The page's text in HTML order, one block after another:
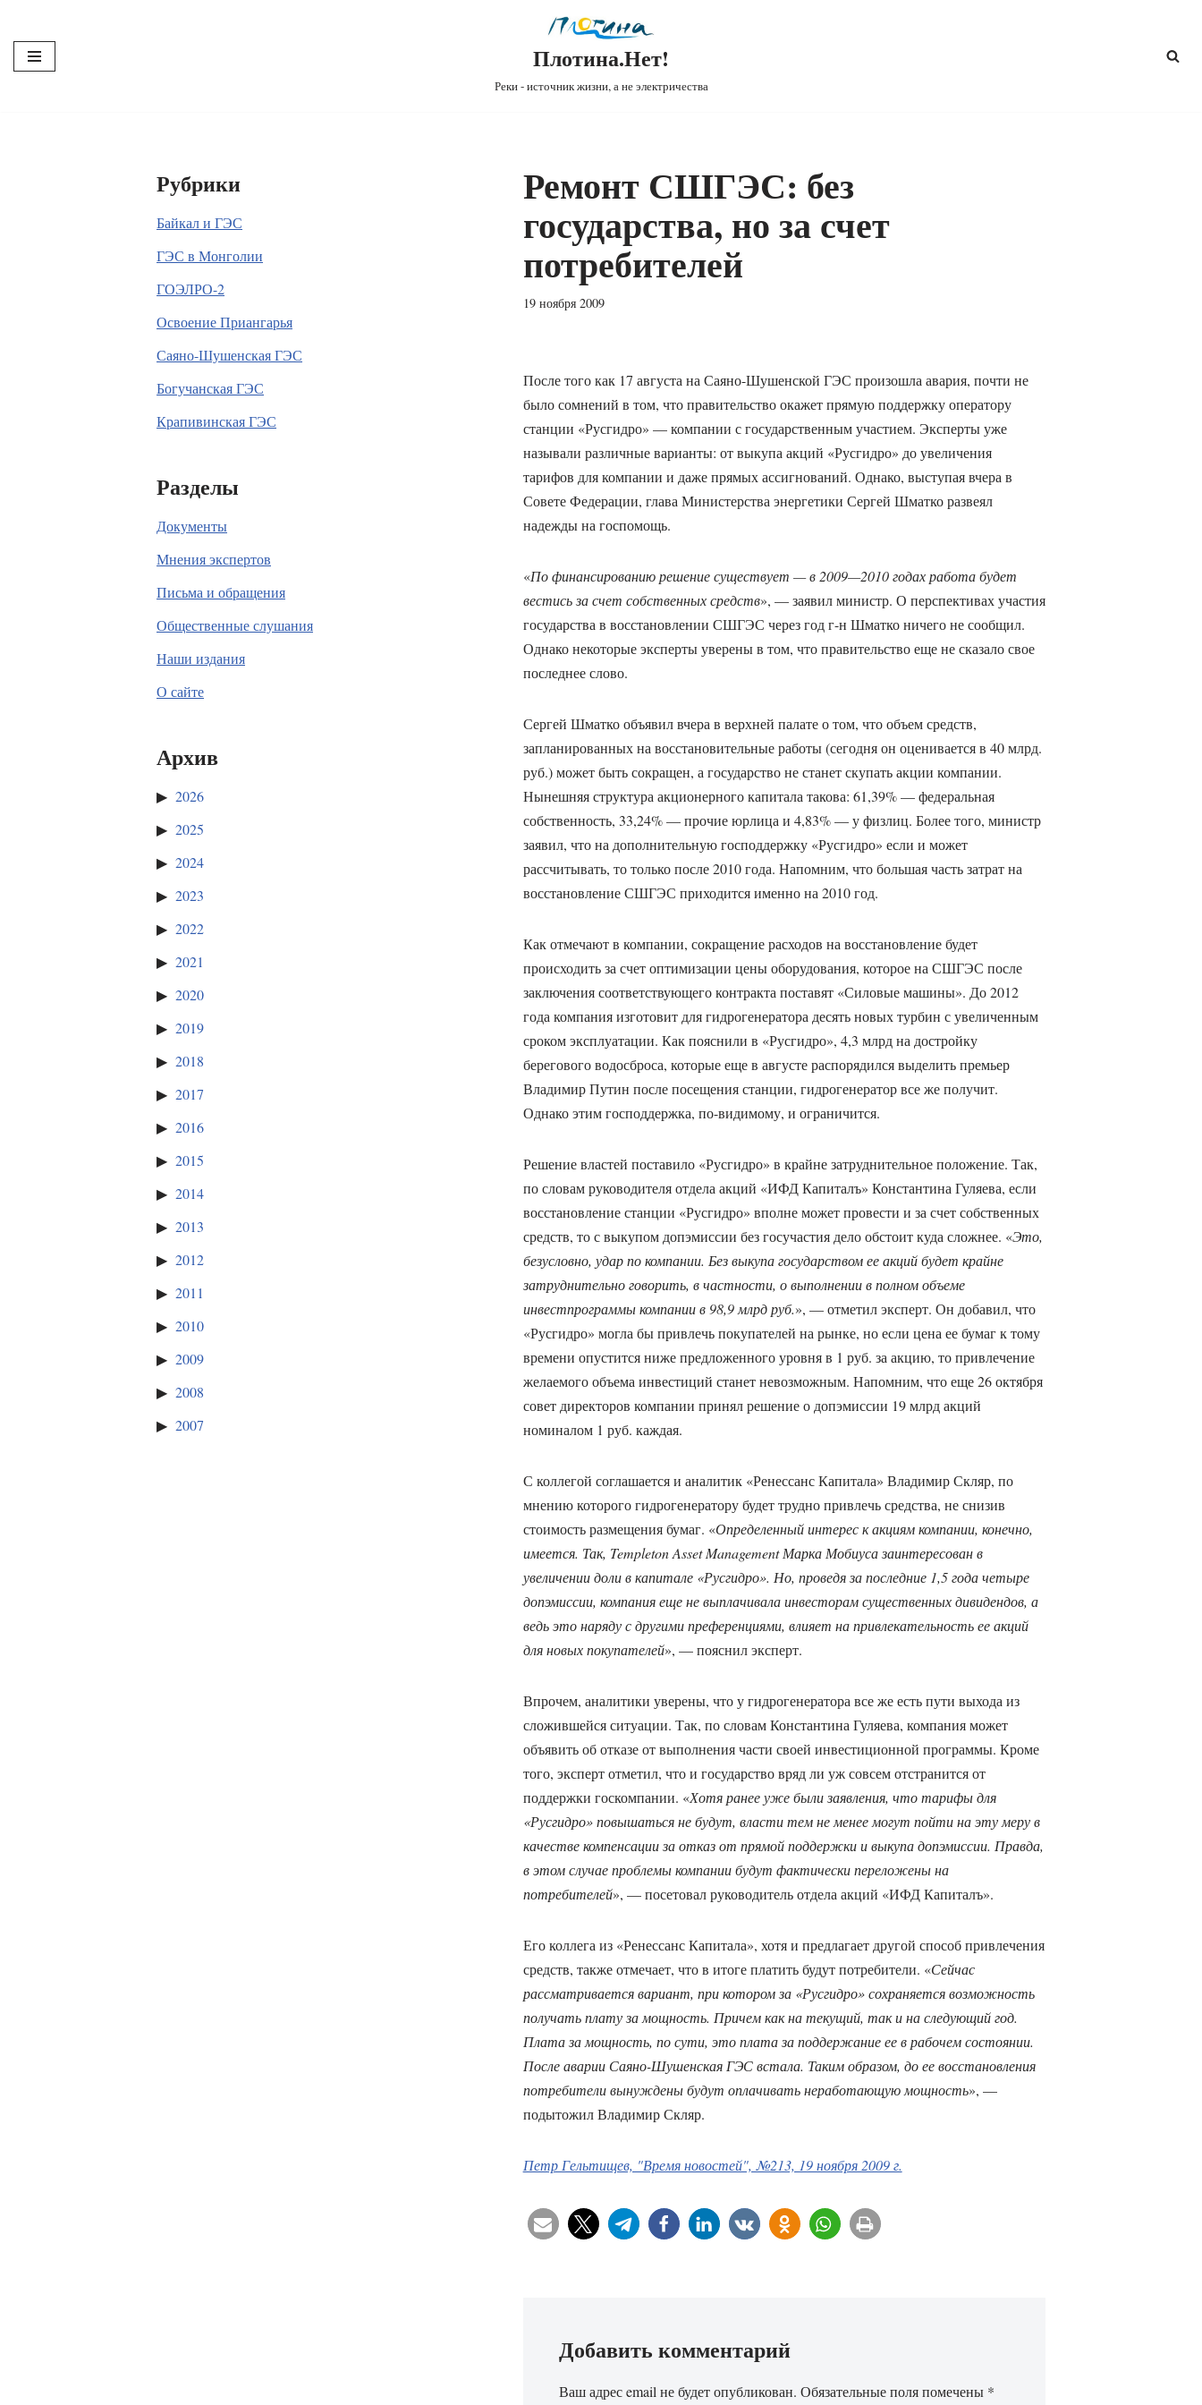
Перейти
к
Плотина.Нет!
Реки - источник жизни, а не электричества
Рубрики
Байкал и ГЭС
ГЭС в Монголии
ГОЭЛРО-2
Освоение Приангарья
Саяно-Шушенская ГЭС
Богучанская ГЭС
Крапивинская ГЭС
Разделы
Документы
Мнения экспертов
Письма и обращения
Общественные слушания
Наши издания
О сайте
Архив
2026
2025
2024
2023
2022
2021
2020
2019
2018
2017
2016
2015
2014
2013
2012
2011
2010
2009
2008
2007
Ремонт СШГЭС: без
государства, но за счет
потребителей
19 ноября 2009
После того как 17 августа на Саяно-Шушенской ГЭС произошла авария, почти не
было сомнений в том, что правительство окажет прямую поддержку оператору
станции «Русгидро» — компании с государственным участием. Эксперты уже
называли различные варианты: от выкупа акций «Русгидро» до увеличения
тарифов для компании и даже прямых ассигнований. Однако, выступая вчера в
Совете Федерации, глава Министерства энергетики Сергей Шматко развеял
надежды на госпомощь.
«По финансированию решение существует — в 2009—2010 годах работа будет
вестись за счет собственных средств», — заявил министр. О перспективах участия
государства в восстановлении СШГЭС через год г-н Шматко ничего не сообщил.
Однако некоторые эксперты уверены в том, что правительство еще не сказало свое
последнее слово.
Сергей Шматко объявил вчера в верхней палате о том, что объем средств,
запланированных на восстановительные работы (сегодня он оценивается в 40 млрд.
руб.) может быть сокращен, а государство не станет скупать акции компании.
Нынешняя структура акционерного капитала такова: 61,39% — федеральная
собственность, 33,24% — прочие юрлица и 4,83% — у физлиц. Более того, министр
заявил, что на дополнительную господдержку «Русгидро» если и может
рассчитывать, то только после 2010 года. Напомним, что большая часть затрат на
восстановление СШГЭС приходится именно на 2010 год.
Как отмечают в компании, сокращение расходов на восстановление будет
происходить за счет оптимизации цены оборудования, которое на СШГЭС после
заключения соответствующего контракта поставят «Силовые машины». До 2012
года компания изготовит для гидрогенератора десять новых турбин с увеличенным
сроком эксплуатации. Как пояснили в «Русгидро», 4,3 млрд на достройку
берегового водосброса, которые еще в августе распорядился выделить премьер
Владимир Путин после посещения станции, гидрогенератор все же получит.
Однако этим господдержка, по-видимому, и ограничится.
Решение властей поставило «Русгидро» в крайне затруднительное положение. Так,
по словам руководителя отдела акций «ИФД Капиталъ» Константина Гуляева, если
восстановление станции «Русгидро» вполне может провести и за счет собственных
средств, то с выкупом допэмиссии без госучастия дело обстоит куда сложнее. «Это,
безусловно, удар по компании. Без выкупа государством ее акций будет крайне
затруднительно говорить, в частности, о выполнении в полном объеме
инвестпрограммы компании в 98,9 млрд руб.», — отметил эксперт. Он добавил, что
«Русгидро» могла бы привлечь покупателей на рынке, но если цена ее бумаг к тому
времени опустится ниже предложенного уровня в 1 руб. за акцию, то привлечение
желаемого объема инвестиций станет невозможным. Напомним, что еще 26 октября
совет директоров компании принял решение о допэмиссии 19 млрд акций
номиналом 1 руб. каждая.
С коллегой соглашается и аналитик «Ренессанс Капитала» Владимир Скляр, по
мнению которого гидрогенератору будет трудно привлечь средства, не снизив
стоимость размещения бумаг. «Определенный интерес к акциям компании, конечно,
имеется. Так, Templeton Asset Management Марка Мобиуса заинтересован в
увеличении доли в капитале «Русгидро». Но, проведя за последние 1,5 года четыре
допэмиссии, компания еще не выплачивала инвесторам существенных дивидендов, а
ведь это наряду с другими преференциями, влияет на привлекательность ее акций
для новых покупателей», — пояснил эксперт.
Впрочем, аналитики уверены, что у гидрогенератора все же есть пути выхода из
сложившейся ситуации. Так, по словам Константина Гуляева, компания может
объявить об отказе от выполнения части своей инвестиционной программы. Кроме
того, эксперт отметил, что и государство вряд ли уж совсем отстранится от
поддержки госкомпании. «Хотя ранее уже были заявления, что тарифы для
«Русгидро» повышаться не будут, власти тем не менее могут пойти на эту меру в
качестве компенсации за отказ от прямой поддержки и выкупа допэмиссии. Правда,
в этом случае проблемы компании будут фактически переложены на
потребителей», — посетовал руководитель отдела акций «ИФД Капиталъ».
Его коллега из «Ренессанс Капитала», хотя и предлагает другой способ привлечения
средств, также отмечает, что в итоге платить будут потребители. «Сейчас
рассматривается вариант, при котором за «Русгидро» сохраняется возможность
получать плату за мощность. Причем как на текущий, так и на следующий год.
Плата за мощность, по сути, это плата за поддержание ее в рабочем состоянии.
После аварии Саяно-Шушенская ГЭС встала. Таким образом, до ее восстановления
потребители вынуждены будут оплачивать неработающую мощность», —
подытожил Владимир Скляр.
Петр Гельтищев, "Время новостей", №213, 19 ноября 2009 г.
Добавить комментарий
Ваш адрес email не будет опубликован. Обязательные поля помечены *